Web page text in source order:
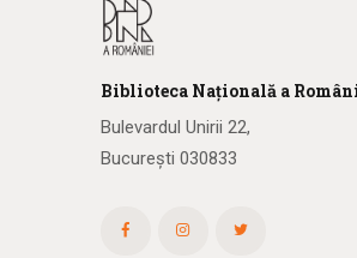
Biblioteca Națională a R
Bulevardul Unirii 22,
București 030833